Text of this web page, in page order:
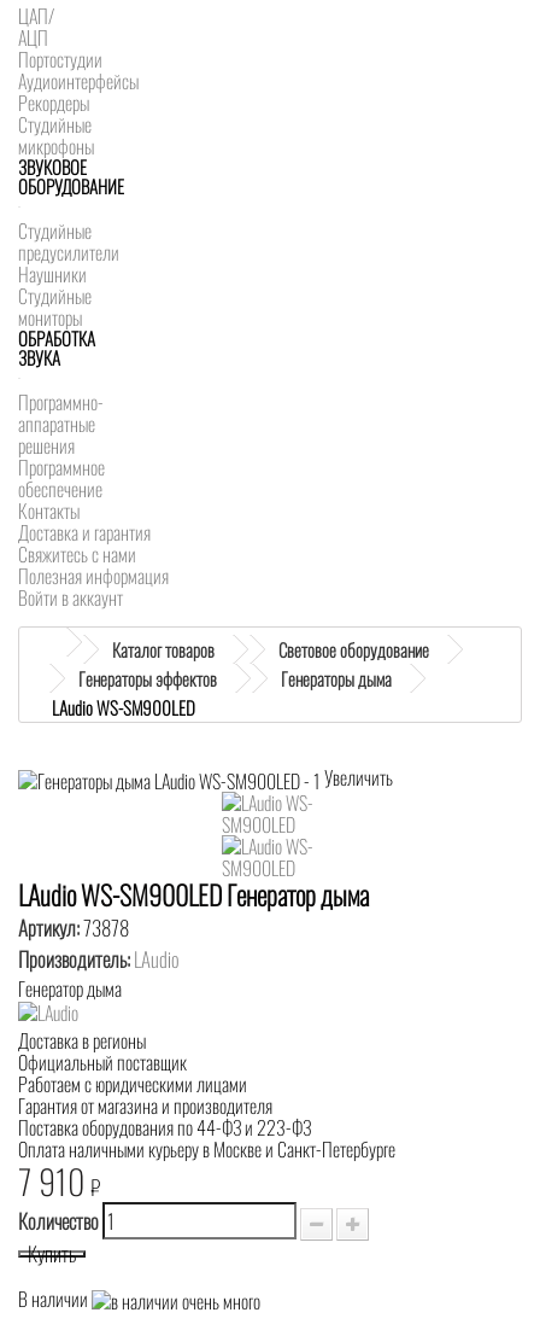
ЦАП/
АЦП
Портостудии
Аудиоинтерфейсы
Рекордеры
Студийные
микрофоны
ЗВУКОВОЕ
ОБОРУДОВАНИЕ
Студийные
предусилители
Наушники
Студийные
мониторы
ОБРАБОТКА
ЗВУКА
Программно-
аппаратные
решения
Программное
обеспечение
Контакты
Доставка и гарантия
Свяжитесь с нами
Полезная информация
Войти в аккаунт
Каталог товаров
Световое оборудование
Генераторы эффектов
Генераторы дыма
LAudio WS-SM900LED
Увеличить
LAudio WS-SM900LED Генератор дыма
Артикул:73878
Производитель:LAudio
Генератор дыма
Доставка в регионы
Официальный поставщик
Работаем с юридическими лицами
Гарантия от магазина и производителя
Поставка оборудования по 44-ФЗ и 223-ФЗ
Оплата наличными курьеру в Москве и Санкт-Петербурге
7 910 ₽
Количество
Купить
В наличии